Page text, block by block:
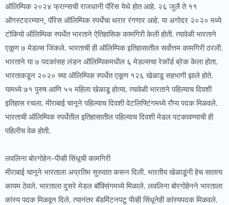
ऑलिम्पिक २०२४ फ्रान्सची राजधानी पॅरिस येथे होत आहे. २६ जुलै ते ११
ऑगस्टदरम्यान, पॅरिस ऑलिम्पिक स्पर्धेचा थरार रंगणार आहे. या अगोदर २०२० मध्ये
टोकियो ऑलिम्पिक स्पर्धेत भारताने ऐतिहासिक कामगिरी केली होती. त्यावेळी भारताने
एकूण ७ मेडल्स जिंकले. भारताची ही ऑलिम्पिक इतिहासातील सर्वोत्तम कामगिरी ठरली.
भारताने या ७ पदकांसह लंडन ऑलिम्पिकमधील ६ मेडल्सचा रेकॉर्ड ब्रेक केला होता.
भारताकडून २०२० च्या ऑलिम्पिक स्पर्धेत एकूण १२६ खेळाडू सहभागी झाले होते.
यामध्ये ७१ पुरुष आणि ५५ महिला खेळाडू होत्या. त्यावेळी भारताने पहिल्याच दिवशी
इतिहास रचला. मीराबाई चानूने पहिल्याच दिवशी वेटलिफ्टिंगमध्ये रौप्य पदक मिळवले.
भारताची ऑलिम्पिक स्पर्धेतील इतिहासातील पहिल्याच दिवशी मेडल पटकावण्याची ही
पहिलीच वेळ होती.
लवलिना बोरगोहेन-पीव्ही सिंधूची कामगिरी
मीराबाई चानूने भारताला अप्रतिम सुरुवात करून दिली. भारतीय खेळाडूंनी हेच सातत्य
कायम ठेवले. भारताला दुसरे मेडल बॉक्सिंगमध्ये मिळाले. लवलिना बोरगोहेनने भारताला
कांस्य पदक मिळवून दिले. त्यानंतर बॅडमिंटनपटू पीव्ही सिंधूनेही कांस्यपदक मिळवले.